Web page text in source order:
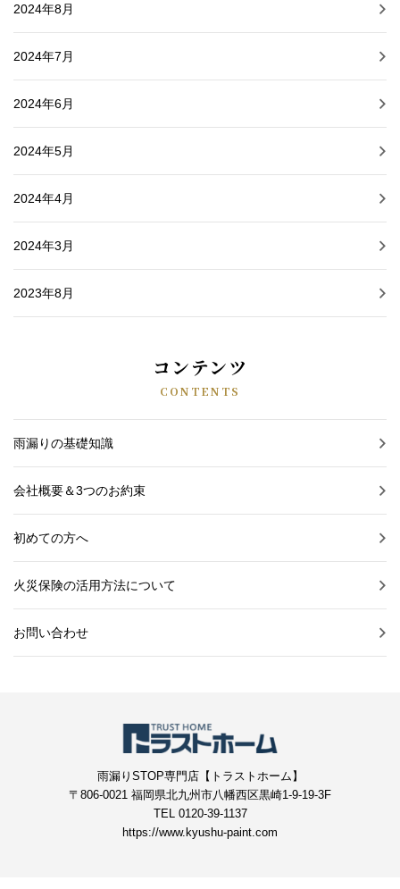
2024年8月
2024年7月
2024年6月
2024年5月
2024年4月
2024年3月
2023年8月
コンテンツ
CONTENTS
雨漏りの基礎知識
会社概要＆3つのお約束
初めての方へ
火災保険の活用方法について
お問い合わせ
雨漏りSTOP専門店【トラストホーム】
〒806-0021 福岡県北九州市八幡西区黒崎1-9-19-3F
TEL 0120-39-1137
https://www.kyushu-paint.com